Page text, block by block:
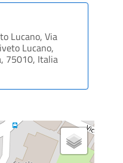
Lucano, Via
Lucano,
75010, Italia